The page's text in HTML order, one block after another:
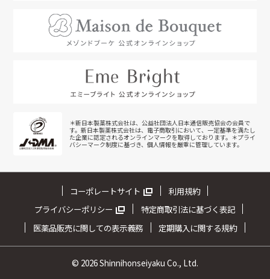
＊新日本製薬株式会社は、公益社団法人日本通信販売協会の会員で
す。新日本製薬株式会社は、電子商取引において、一定基準を満たし
た企業に認定されるオンラインマークを取得しております。＊プライ
バシーマーク制度に基づき、個人情報を厳重に管理しています。
コーポレートサイト
利用規約
プライバシーポリシー
特定商取引法に基づく表記
医薬品販売に関しての表示義務
定期購入に関する規約
© 2026 Shinnihonseiyaku Co., Ltd.